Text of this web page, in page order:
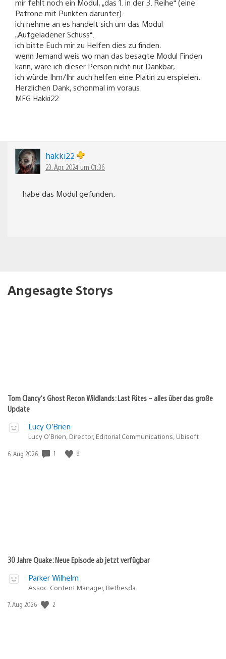
mir fehlt noch ein Modul, „das 1. in der 3. Reihe“ (eine
Patrone mit Punkten darunter).
ich nehme an es handelt sich um das Modul
„Aufgeladener Schuss“.
ich bitte Euch mir zu Helfen dies zu finden.
wenn Jemand weis wo man das besagte Modul Finden
kann, wäre ich dieser Person nicht nur Dankbar,
ich würde Ihm/Ihr auch helfen eine Platin zu erspielen.
Herzlichen Dank, schonmal im voraus.
MFG Hakki22
hakki22
23. Apr. 2024 um 01:36
habe das Modul gefunden.
Angesagte Storys
Tom Clancy’s Ghost Recon Wildlands: Last Rites – alles über das große
Update
Lucy O’Brien
Lucy O’Brien, Director, Editorial Communications, Ubisoft
Veröffentlichungsdatum:
6. Aug 2026 1 8
30 Jahre Quake: Neue Episode ab jetzt verfügbar
Parker Wilhelm
Assoc. Content Manager, Bethesda
Veröffentlichungsdatum:
7. Aug 2026 2